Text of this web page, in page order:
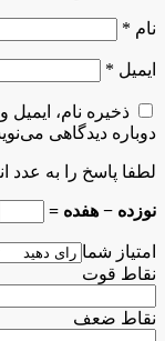
نام *
ایمیل *
ذخیره نام،
دوباره دیدگاهی
لطفا پاسخ را به عدد
نوزده − هفده =
امتیاز شما
نقاط قوت
نقاط ضعف